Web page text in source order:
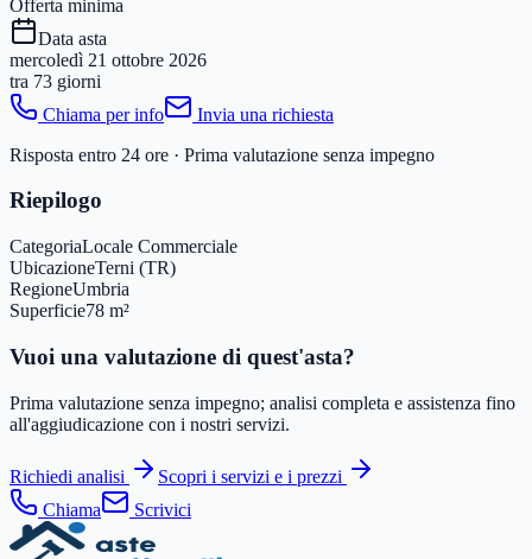
Offerta minima
Data asta
mercoledì 21 ottobre 2026
tra 73 giorni
Chiama per info
Invia una richiesta
Risposta entro 24 ore · Prima valutazione senza impegno
Riepilogo
CategoriaLocale Commerciale
UbicazioneTerni (TR)
RegioneUmbria
Superficie78 m²
Vuoi una valutazione di quest'asta?
Prima valutazione senza impegno; analisi completa e assistenza fino
all'aggiudicazione con i nostri servizi.
Richiedi analisi
Scopri i servizi e i prezzi
Chiama
Scrivici